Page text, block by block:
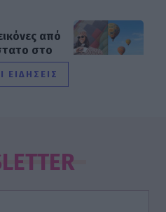
από
στο
την
της
ΕΙΔΗΣΕΙΣ